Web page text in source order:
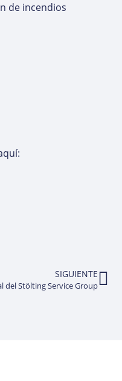
de incendios
SIGUIENTE
Stölting Service Group